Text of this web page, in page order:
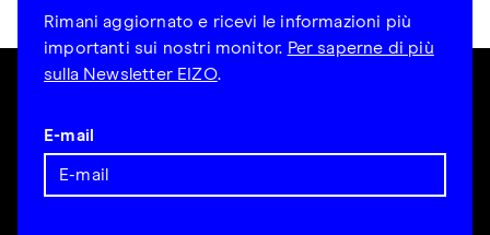
Rimani aggiornato e ricevi le informazioni più
importanti sui nostri monitor. Per saperne di più
sulla Newsletter EIZO.
E-mail